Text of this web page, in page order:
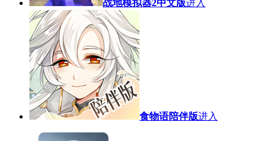
战地模拟器2中文版进入
食物语陪伴版进入